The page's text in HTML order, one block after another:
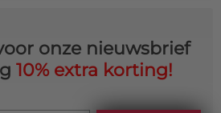
onze nieuwsbrief
10% extra korting!